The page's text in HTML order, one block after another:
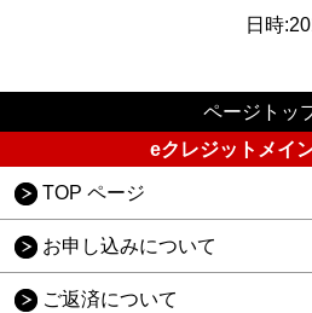
日時
ページトッ
eクレジットメイ
TOP ページ
お申し込みについて
ご返済について